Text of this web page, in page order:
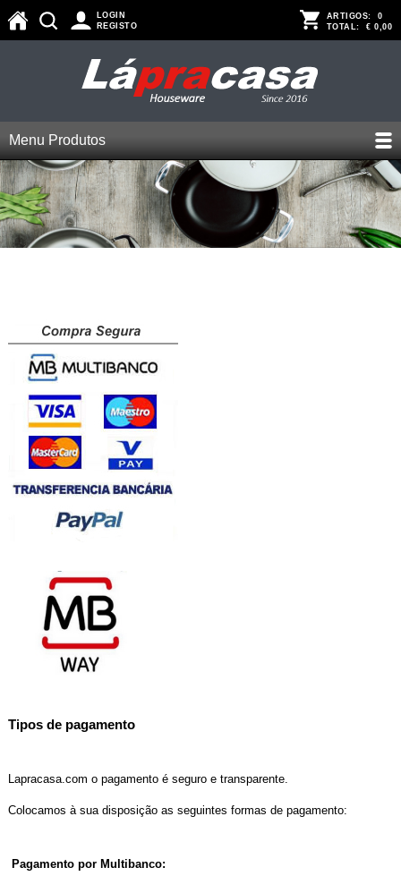
LOGIN
REGISTO
ARTIGOS: 0
TOTAL: € 0,00
Menu Produtos
Tipos de pagamento
Lapracasa.com o pagamento é seguro e transparente.
Colocamos à sua disposição as seguintes formas de pagamento:
Pagamento por Multibanco: